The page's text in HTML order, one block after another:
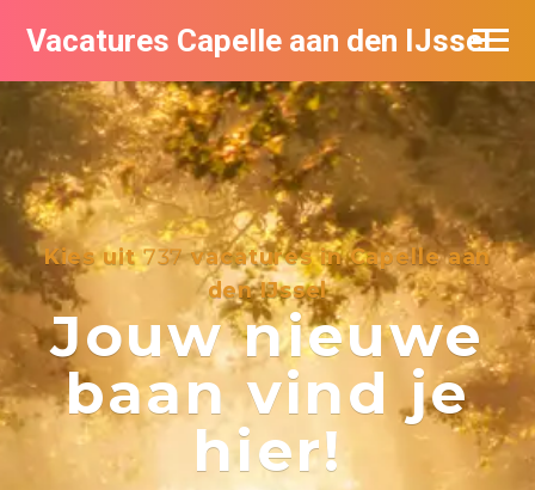
Vacatures Capelle aan den IJssel
Kies uit737vacatures in Capelle aan
den IJssel
Jouw nieuwe
baan vind je
hier!